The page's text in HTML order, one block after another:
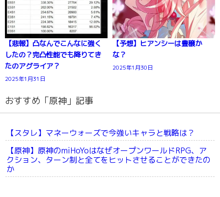
【悲報】凸なんでこんなに強く
したの？完凸性能でも降りてき
たのアグライア？
2025年1月31日
【予想】ヒアンシーは豊穣か
な？
2025年1月30日
おすすめ「原神」記事
【スタレ】マネーウォーズで今強いキャラと戦略は？
【原神】原神のmiHoYoはなぜオープンワールドRPG、ア
クション、ターン制と全てをヒットさせることができたの
か